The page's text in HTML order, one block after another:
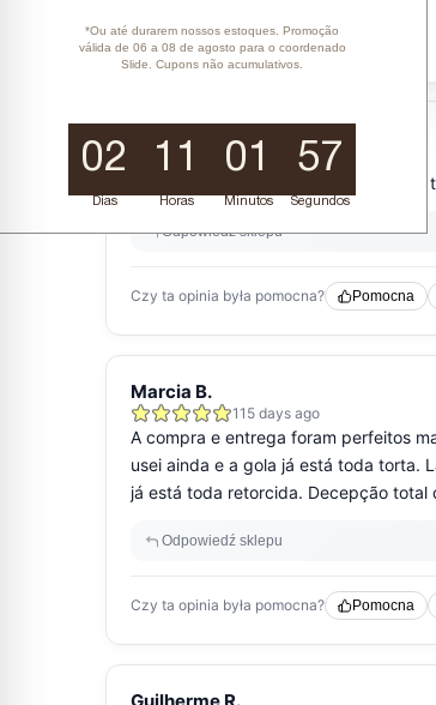
*Ou até durarem nossos estoques. Promoção
válida de 06 a 08 de agosto para o coordenado
Slide. Cupons não acumulativos.
02
Dias
11
Horas
01
Minutos
56
Segundos